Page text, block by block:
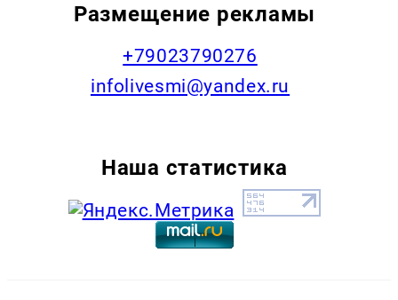
Размещение рекламы
+79023790276
infolivesmi@yandex.ru
Наша статистика